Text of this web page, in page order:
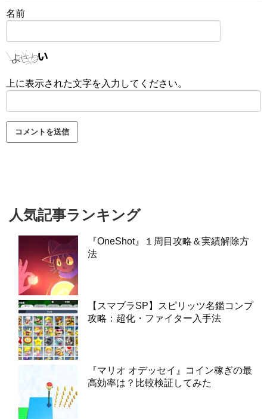
名前
上に表示された文字を入力してください。
人気記事ランキング
『OneShot』１周目攻略＆実績解除方
法
【スマブラSP】スピリッツ名鑑コンプ
攻略：超化・ファイター入手法
『マリオ オデッセイ』コイン稼ぎの最
高効率は？比較検証してみた